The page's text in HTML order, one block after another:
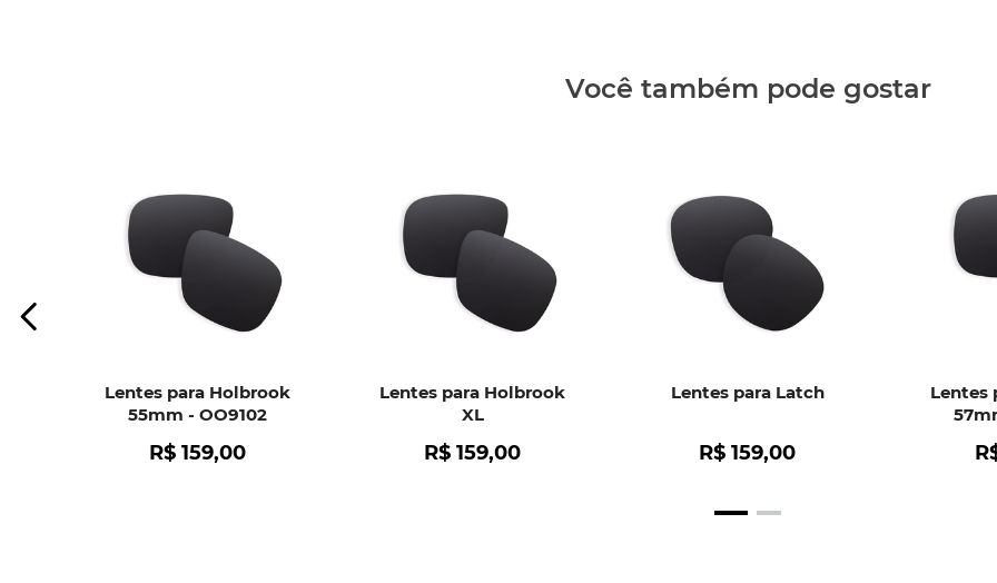
Você também pode gostar
Lentes para Holbrook
55mm - OO9102
R$ 159,00
Lentes para Holbrook
XL
R$ 159,00
Lentes para Latch
R$ 159,00
Lentes